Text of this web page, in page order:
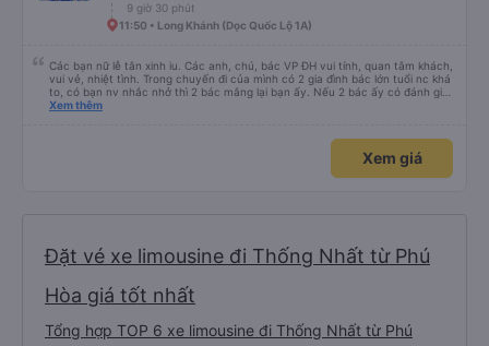
9 giờ 30 phút
11:50 • Long Khánh (Dọc Quốc Lộ 1A)
Các bạn nữ lễ tân xinh iu. Các anh, chú, bác VP ĐH vui tính, quan tâm khách,
vui vẻ, nhiệt tình. Trong chuyến đi của mình có 2 gia đình bác lớn tuổi nc khá
to, có bạn nv nhắc nhở thì 2 bác mắng lại bạn ấy. Nếu 2 bác ấy có đánh giá
xấu thì mình ngược lại nha. Bạn ấy nhắc nhở rất đúng. 2 bác nói rất to. To
bạn ấy nha. Nếu bạn ấy bị trừ thì bảo bạn ấy liên hệ sđt của mình, mình hỗ
trợ ạ. Số mình đuôi 666, chuyến ĐH-NT ngày 16/1. À các bạn nữ lễ tân xinh
iu còn đổi cho mình phòng đơn sang đôi xong còn note là (một mình) yêu
Xem thêm
Xem giá
Đặt vé xe limousine đi Thống Nhất từ Phú
Hòa giá tốt nhất
Tổng hợp TOP 6 xe limousine đi Thống Nhất từ Phú